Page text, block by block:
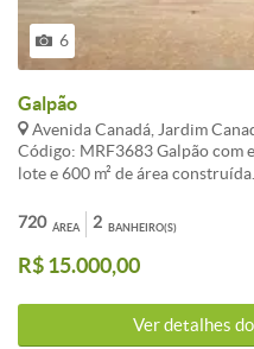
6
Galpão
Avenida Canadá, Jardim
Código: MRF3683 Galpão com
lote e 600 m² de área
masculino e 2 feminino e 2
excelente acabamento, ideal
alto nível de limpeza. Rua
CARACTERISTICAS:
ÁREA
720 BANHEIRO(S)
2
R$ 15.000,00
Ver detalhes